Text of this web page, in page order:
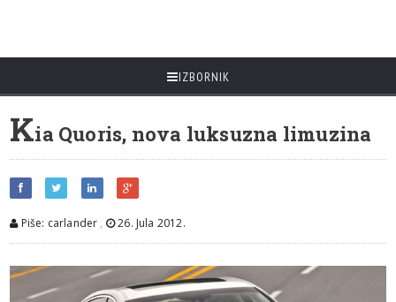
IZBORNIK
Kia Quoris, nova luksuzna limuzina
Piše: carlander , 26. Jula 2012.